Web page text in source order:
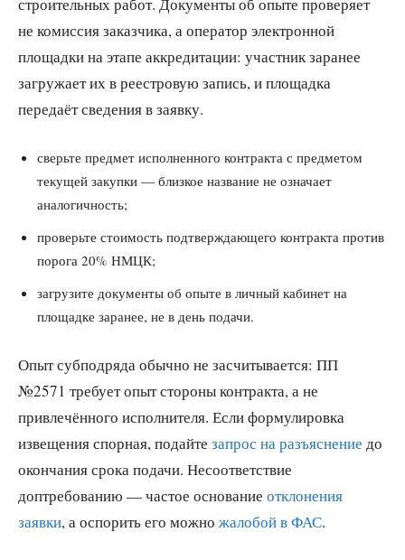
не комиссия заказчика, а оператор электронной
площадки на этапе аккредитации: участник заранее
загружает их в реестровую запись, и площадка
передаёт сведения в заявку.
сверьте предмет исполненного контракта с предметом
текущей закупки — близкое название не означает
аналогичность;
проверьте стоимость подтверждающего контракта против
порога 20% НМЦК;
загрузите документы об опыте в личный кабинет на
площадке заранее, не в день подачи.
Опыт субподряда обычно не засчитывается: ПП
№2571 требует опыт стороны контракта, а не
привлечённого исполнителя. Если формулировка
извещения спорная, подайте запрос на разъяснение до
окончания срока подачи. Несоответствие
доптребованию — частое основание отклонения
заявки, а оспорить его можно жалобой в ФАС.